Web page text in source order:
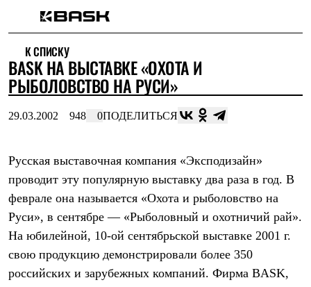
Интернет-магазин
Мужская одежда
Утепленная пухом
Куртки
Жилеты
Куртки
Брюки
Штормовая одежда
Куртки
Брюки
Софтшелл одежда
Куртки
Брюки
Флисовая одежда
Куртки
К СПИСКУ
BASK НА ВЫСТАВКЕ «ОХОТА И
РЫБОЛОВСТВО НА РУСИ»
29.03.2002 948 0ПОДЕЛИТЬСЯ
Русская выставочная компания «Эксподизайн»
проводит эту популярную выставку два раза в год. В
феврале она называется «Охота и рыболовство на
Руси», в сентябре — «Рыболовный и охотничий рай».
На юбилейной, 10-ой сентябрьской выставке 2001 г.
свою продукцию демонстрировали более 350
российских и зарубежных компаний. Фирма BASK,